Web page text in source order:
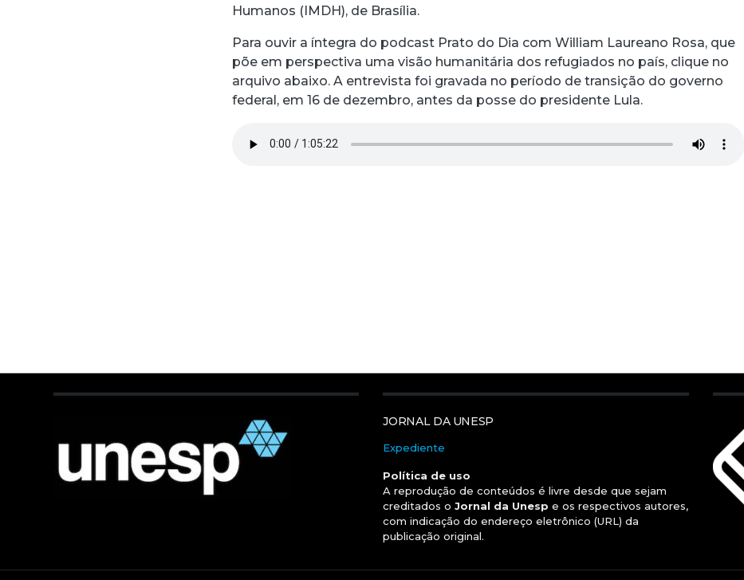
Humanos (IMDH), de Brasília.
Para ouvir a íntegra do podcast Prato do Dia com William Laureano Rosa, que
põe em perspectiva uma visão humanitária dos refugiados no país, clique no
arquivo abaixo. A entrevista foi gravada no período de transição do governo
federal, em 16 de dezembro, antes da posse do presidente Lula.
JORNAL DA UNESP
Expediente
Política de uso
A reprodução de conteúdos é livre desde que sejam
creditados oJornal da Unesp e os respectivos autores,
com indicação do endereço eletrônico (URL) da
publicação original.